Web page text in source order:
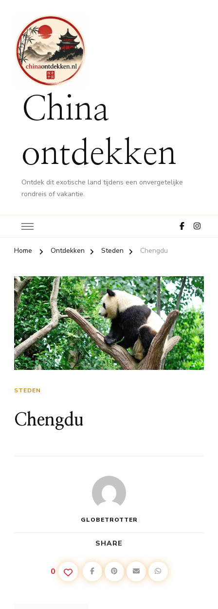
China
ontdekken
Ontdek dit exotische land tijdens een onvergetelijke
rondreis of vakantie.
Home Ontdekken Steden Chengdu
STEDEN
Chengdu
GLOBETROTTER
SHARE
0